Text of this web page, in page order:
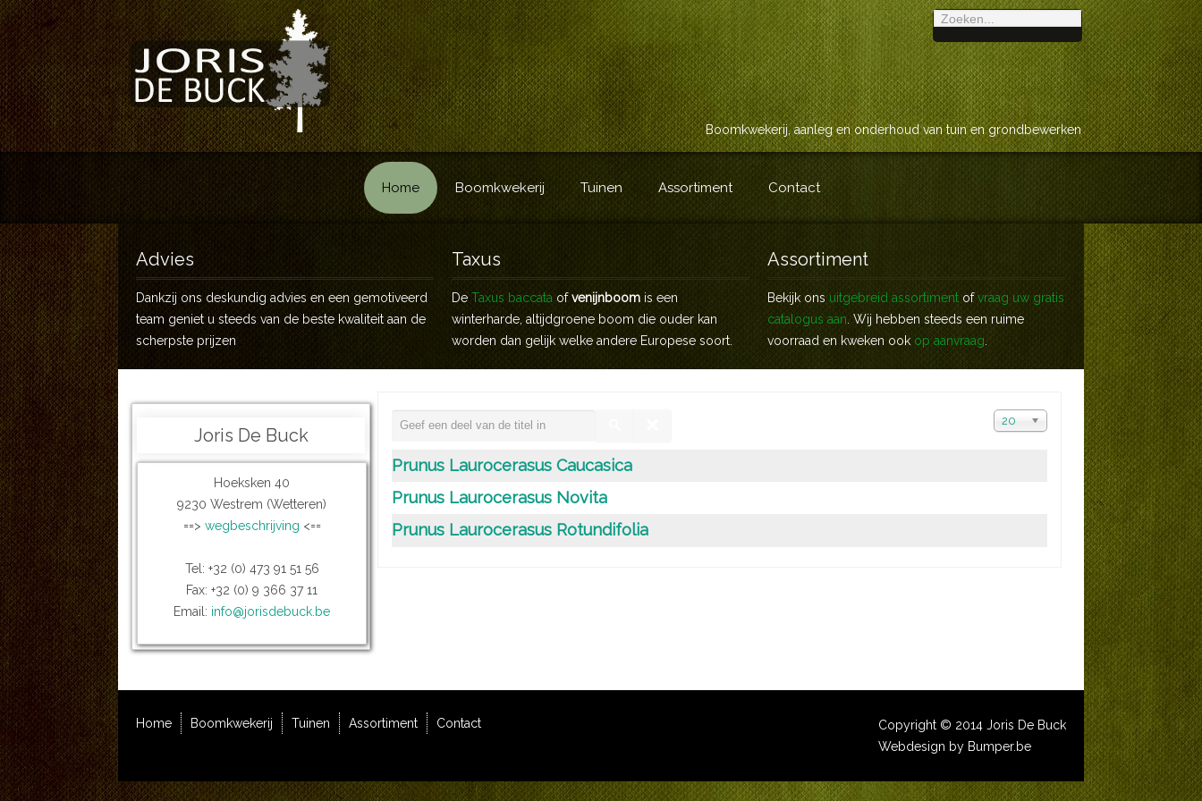
Boomkwekerij, aanleg en onderhoud van tuin en grondbewerken
Home Boomkwekerij Tuinen Assortiment Contact
Advies
Dankzij ons deskundig advies en een gemotiveerd
team geniet u steeds van de beste kwaliteit aan de
scherpste prijzen
Taxus
DeTaxus baccata ofvenijnboomis een
winterharde, altijdgroene boom die ouder kan
worden dan gelijk welke andere Europese soort.
Assortiment
Bekijk ons uitgebreid assortimentofvraag uw gratis
catalogus aan . Wij hebben steeds een ruime
voorraad en kweken ook op aanvraag
Joris De Buck
Hoeksken 40
9230 Westrem (Wetteren)
==> wegbeschrijving <==
Tel: +32 (0) 473 91 51 56
Fax: +32 (0) 9 366 37 11
Email: info@jorisdebuck.be
20
Prunus Laurocerasus Caucasica
Prunus Laurocerasus Novita
Prunus Laurocerasus Rotundifolia
Home Boomkwekerij Tuinen Assortiment Contact
Copyright © 2014 Joris De Buck
Webdesign by Bumper.be